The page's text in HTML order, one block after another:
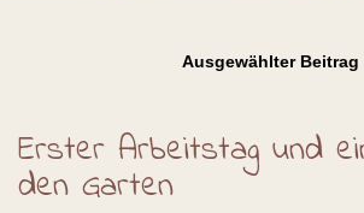
Ausgewählter Beitrag
Erster Arbeitstag und
den Garten